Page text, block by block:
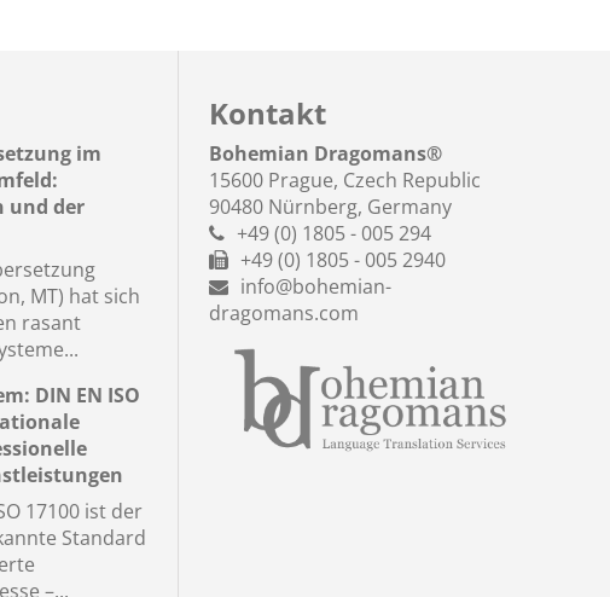
im
und der
MT) hat sich
rasant
DIN EN ISO
17100 ist der
Standard
–...
Kontakt
Bohemian Dragomans®
15600 Prague, Czech Republic
90480 Nürnberg, Germany
+49 (0) 1805 - 005 294
+49 (0) 1805 - 005 2940
info@bohemian-
dragomans.com